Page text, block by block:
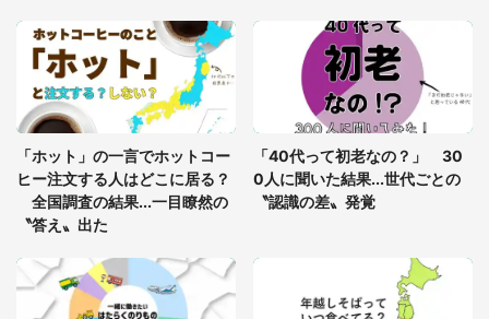
「○○がない街に住んでいます」住人の呟きに30万
人驚がく 何が存在しないか、あなたはわかる？
「修学旅行に途中参加する娘を送って行ったら、真
っ暗な道で遭難状態。なんとか見つけた民家に助け
を求めると、住人の男性が...」
「ホット」の一言でホットコー
ヒー注文する人はどこに居る？
全国調査の結果...一目瞭然の
〝答え〟出た
「40代って初老なの？」 30
0人に聞いた結果...世代ごとの
〝認識の差〟発覚